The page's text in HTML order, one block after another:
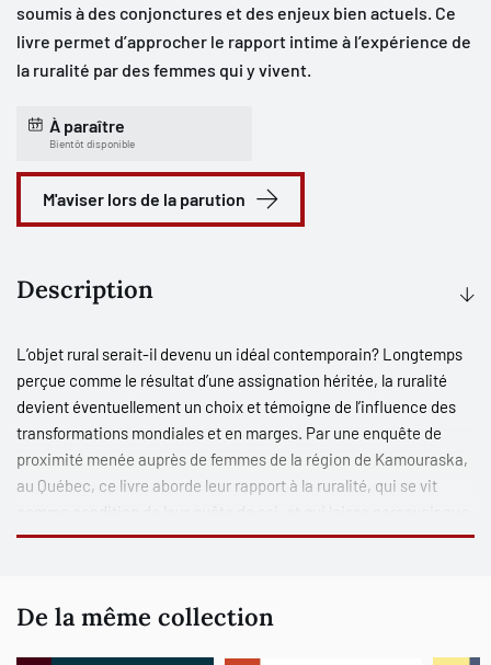
soumis à des conjonctures et des enjeux bien actuels. Ce
livre permet d’approcher le rapport intime à l’expérience de
la ruralité par des femmes qui y vivent.
À paraître
Bientôt disponible
M'aviser lors de la parution
Description
L’objet rural serait-il devenu un idéal contemporain? Longtemps
perçue comme le résultat d’une assignation héritée, la ruralité
devient éventuellement un choix et témoigne de l’influence des
transformations mondiales et en marges. Par une enquête de
proximité menée auprès de femmes de la région de Kamouraska,
au Québec, ce livre aborde leur rapport à la ruralité, qui se vit
malgré une forte assomption pour un féminisme de la vie
particulièrement tenace de la complémentarité entre le masculin
De la même collection